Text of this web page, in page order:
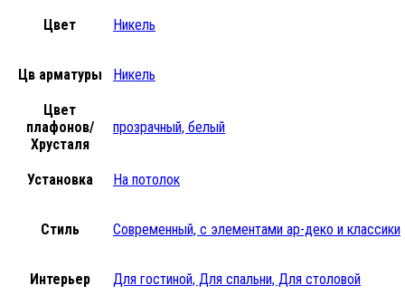
Цвет Никель
Цв арматуры Никель
Цвет
плафонов/
Хрусталя
прозрачный, белый
Установка На потолок
Стиль Современный, с элементами ар-деко и классики
Интерьер Для гостиной, Для спальни, Для столовой